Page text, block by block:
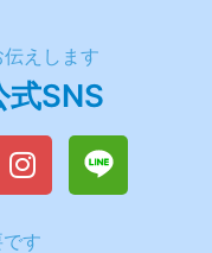
SNS
えします
す